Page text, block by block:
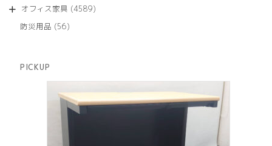
商
の
オフィス家具 45894589
防災用品 5656
PICKUP